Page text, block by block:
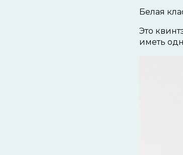
Белая
Это
иметь